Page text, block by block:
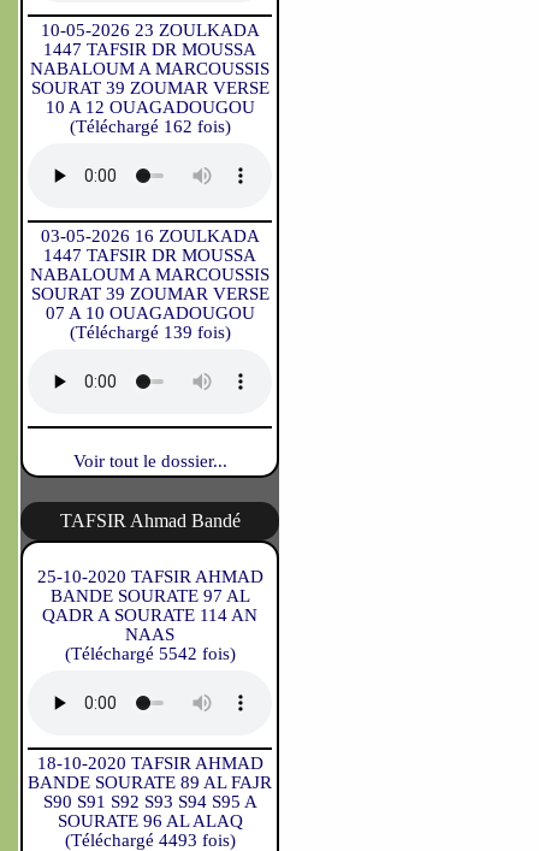
10-05-2026 23 ZOULKADA
1447 TAFSIR DR MOUSSA
NABALOUM A MARCOUSSIS
SOURAT 39 ZOUMAR VERSE
10 A 12 OUAGADOUGOU
(Téléchargé 162 fois)
03-05-2026 16 ZOULKADA
1447 TAFSIR DR MOUSSA
NABALOUM A MARCOUSSIS
SOURAT 39 ZOUMAR VERSE
07 A 10 OUAGADOUGOU
(Téléchargé 139 fois)
Voir tout le dossier...
TAFSIR Ahmad Bandé
25-10-2020 TAFSIR AHMAD
BANDE SOURATE 97 AL
QADR A SOURATE 114 AN
NAAS
(Téléchargé 5542 fois)
18-10-2020 TAFSIR AHMAD
BANDE SOURATE 89 AL FAJR
S90 S91 S92 S93 S94 S95 A
SOURATE 96 AL ALAQ
(Téléchargé 4493 fois)